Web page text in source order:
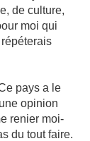
de culture,
moi qui
pays a le
opinion
renier moi-
du tout faire.